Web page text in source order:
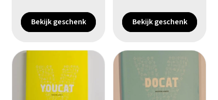
Bekijk geschenk Bekijk geschenk